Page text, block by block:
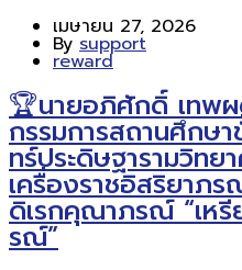
เมษายน 27, 2026
By support
reward
🏆นายอภิศักดิ์ เทพ
กรรมการสถานศึกษ
ทร์ประดิษฐารามวิทย
เครื่องราชอิสริยาภ
ดิเรกคุณาภรณ์ “เห
รณ์”